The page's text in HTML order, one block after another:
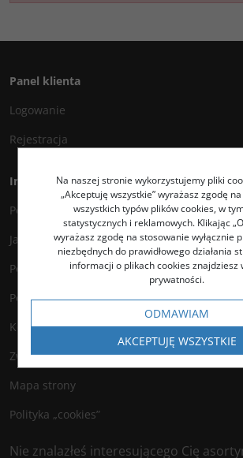
Panel klienta
Logowanie
Rejestracja
Informacje
Polityka prywatności
Jak kupować?
Polityka legalności
Polityka antyspamowa
Kontakt
Zwroty
Mapa strony
Polityka „cookies”
Nie znalazłeś interesującego Cię
Na naszej stronie wykorzystujemy pliki
„Akceptuję wszystkie” wyrażasz zgodę
wszystkich typów plików cookies, w
statystycznych i reklamowych. Klikając
wyrażasz zgodę na stosowanie wyłącznie
niezbędnych do prawidłowego działania
informacji o plikach cookies znajdziesz
prywatności.
ODMAWIAM
AKCEPTUJĘ WSZYSTKIE